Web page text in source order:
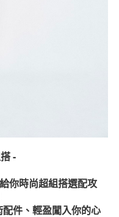
-
你時尚超組搭選配攻
件、輕盈闖入你的心